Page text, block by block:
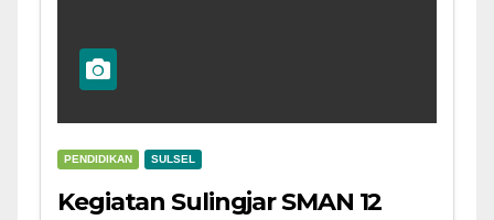
PENDIDIKAN SULSEL
Kegiatan Sulingjar SMAN 12